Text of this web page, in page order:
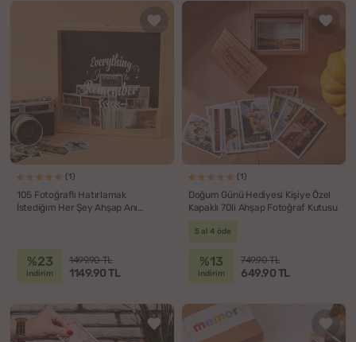
(1)
105 Fotoğraflı Hatırlamak
İstediğim Her Şey Ahşap Anı
%23
indirim
1499.90 TL
1149.90 TL
(1)
Doğum Günü Hediyesi Kişiye Özel
Kapaklı 70li Ahşap Fotoğraf Kutusu
5 al 4 öde
%13
indirim
749.90 TL
649.90 TL